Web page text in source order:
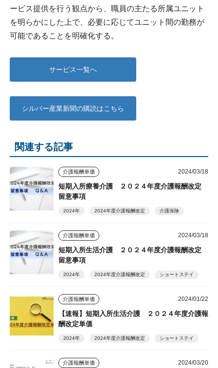
ービス提供を行う観点から、職員の主たる所属ユニット
を明らかにした上で、必要に応じてユニット間の勤務が
可能であることを明確化する。
サービス一覧へ
シルバー産業新聞の購読はこちら
関連する記事
介護報酬単価 2024/03/18
短期入所療養介護 ２０２４年度介護報酬改定
留意事項
2024年 2024年度介護報酬改定 介護保険
介護報酬単価 2024/03/18
短期入所生活介護 ２０２４年度介護報酬改定
留意事項
2024年 2024年度介護報酬改定 ショートステイ
介護報酬単価 2024/01/22
【速報】短期入所生活介護 ２０２４年度介護報
酬改定単価
2024年 2024年度介護報酬改定 ショートステイ
介護報酬単価 2024/03/20